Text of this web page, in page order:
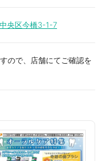
央区今橋3-1-7
ので、店舗にてご確認を